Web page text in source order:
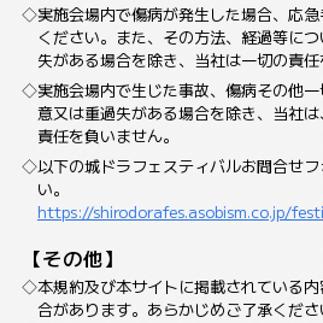
実施会場内で傷病が発生した場合、応
ください。また、その方法、経過等に
失がある場合を除き、当社は一切の責任
実施会場内で生じた事故、傷病その他
意又は重過失がある場合を除き、当社
責任を負いません。
以下の城ドラフェスティバルお問合せ
い。
https://shirodorafes.asobism.co.jp/
【その他】
本規約及び本サイトに掲載されている
合があります。あらかじめご了承くださ